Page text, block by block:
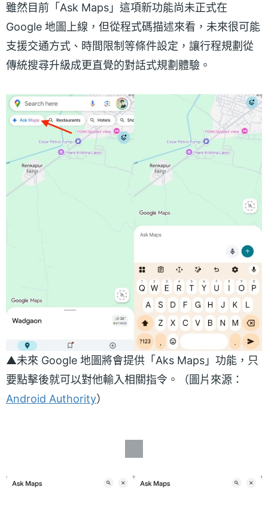
雖然目前「Ask Maps」這項新功能尚未正式在
Google 地圖上線，但從程式碼描述來看，未來很可能
支援交通方式、時間限制等條件設定，讓行程規劃從
傳統搜尋升級成更直覺的對話式規劃體驗。
▲未來 Google 地圖將會提供「Aks Maps」功能，只
要點擊後就可以對他輸入相關指令。（圖片來源：
Android Authority）